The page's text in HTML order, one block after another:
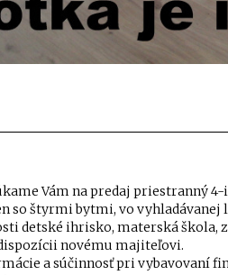
Vám na predaj priestranný
so štyrmi bytmi, vo
detské ihrisko, materská škola,
novému majiteľovi.
a súčinnosť pri vybavovaní